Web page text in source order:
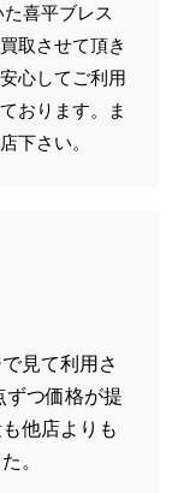
喜平ブレス
取させて頂き
心してご利用
おります。ま
下さい。
見て利用さ
ずつ価格が提
他店よりも
。